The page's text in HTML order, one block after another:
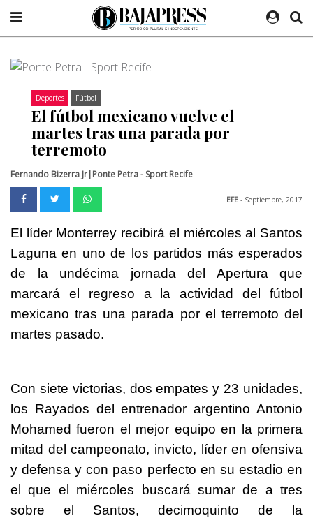
Deportes Fútbol
El fútbol mexicano vuelve el
martes tras una parada por
terremoto
Fernando Bizerra Jr|Ponte Petra - Sport Recife
EFE - Septiembre, 2017
El líder Monterrey recibirá el miércoles al Santos
Laguna en uno de los partidos más esperados
de la undécima jornada del Apertura que
marcará el regreso a la actividad del fútbol
mexicano tras una parada por el terremoto del
martes pasado.
Con siete victorias, dos empates y 23 unidades,
los Rayados del entrenador argentino Antonio
Mohamed fueron el mejor equipo en la primera
mitad del campeonato, invicto, líder en ofensiva
y defensa y con paso perfecto en su estadio en
el que el miércoles buscará sumar de a tres
sobre el Santos, decimoquinto de la